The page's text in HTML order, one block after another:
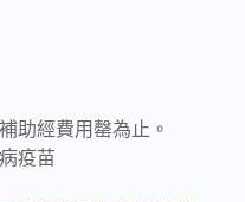
助經費用罄為止。
疫苗